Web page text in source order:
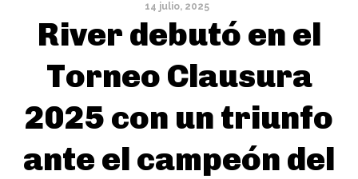
14 julio, 2025
River debutó en el
Torneo Clausura
2025 con un triunfo
ante el campeón del